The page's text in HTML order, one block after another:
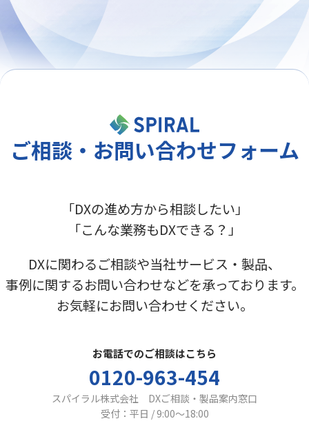
ご相談・お問い合わせフォーム
「DXの進め方から相談したい」
「こんな業務もDXできる？」
DXに関わるご相談や当社サービス・製品、
事例に関するお問い合わせなどを承っております。
お気軽にお問い合わせください。
お電話でのご相談はこちら
0120-963-454
スパイラル株式会社 DXご相談・製品案内窓口
受付：平日 / 9:00〜18:00